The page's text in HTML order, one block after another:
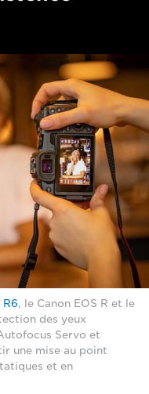
R6, le Canon EOS R et le
des yeux
Servo et
une mise au point
et en